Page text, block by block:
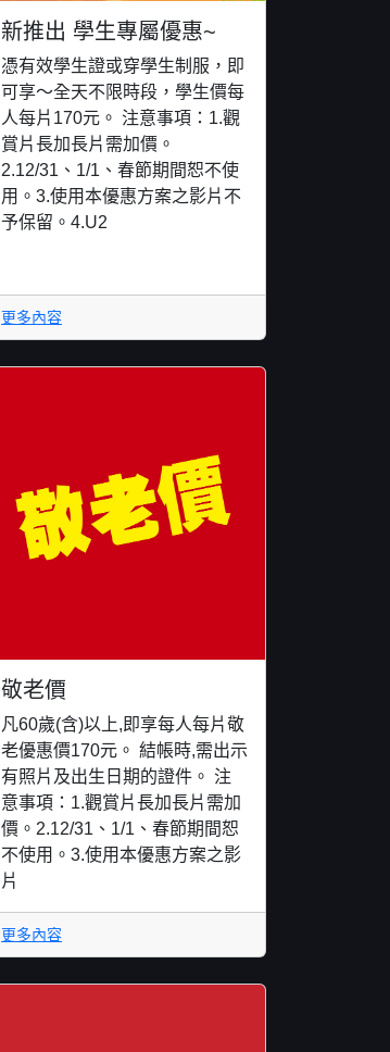
新推出 學生專屬優惠~
憑有效學生證或穿學生制服，即
可享～全天不限時段，學生價每
人每片170元。 注意事項：1.觀
賞片長加長片需加價。
2.12/31、1/1、春節期間恕不使
用。3.使用本優惠方案之影片不
予保留。4.U2
更多內容
敬老價
凡60歲(含)以上,即享每人每片敬
老優惠價170元。 結帳時,需出示
有照片及出生日期的證件。 注
意事項：1.觀賞片長加長片需加
價。2.12/31、1/1、春節期間恕
不使用。3.使用本優惠方案之影
片
更多內容